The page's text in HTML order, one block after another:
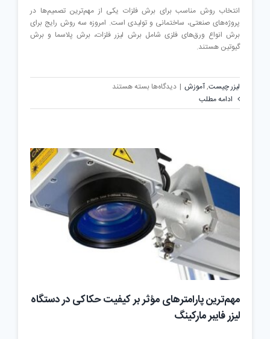
انتخاب روش مناسب برای برش فلزات یکی از مهم‌ترین تصمیم‌ها در
پروژه‌های صنعتی، ساختمانی و تولیدی است. امروزه سه روش رایج برای
برش انواع ورق‌های فلزی شامل برش لیزر فلزات، برش پلاسما و برش
گیوتین هستند.
لیزر چیست,آموزش | دیدگاه‌ها برای
فلزات
با
پلاسما
و
گیوتین
دارد؟
بسته هستند
ادامه مطلب
مهم‌ترین پارامترهای مؤثر بر کیفیت حکاکی در دستگاه
لیزر فایبر مارکینگ